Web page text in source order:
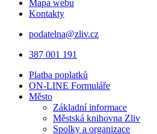
Mapa webu
Kontakty
podatelna@zliv.cz
387 001 191
Platba poplatků
ON-LINE Formuláře
Město
Základní informace
Městská knihovna Zliv
Spolky a organizace